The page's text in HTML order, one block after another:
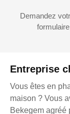
Entreprise
Vous êtes en
maison ? Vous
Bekegem agréé
Demandez